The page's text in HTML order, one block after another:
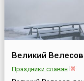
Великий
Праздники славян